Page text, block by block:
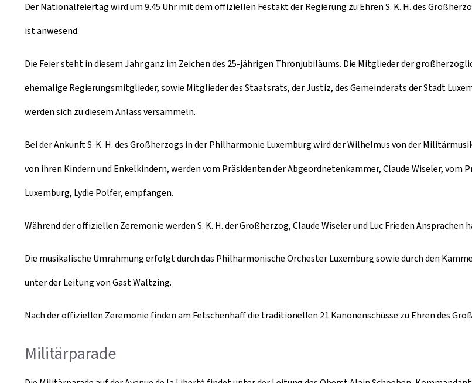
Der Nationalfeiertag wird um 9.45 Uhr mit dem offiziellen Festakt der Regierung zu Ehren S. K. H. des
ist anwesend.
Die Feier steht in diesem Jahr ganz im Zeichen des 25-jährigen Thronjubiläums. Die Mitglieder der
ehemalige Regierungsmitglieder, sowie Mitglieder des Staatsrats, der Justiz, des Gemeinderats der Stadt
werden sich zu diesem Anlass versammeln.
Bei der Ankunft S. K. H. des Großherzogs in der Philharmonie Luxemburg wird der Wilhelmus von der
von ihren Kindern und Enkelkindern, werden vom Präsidenten der Abgeordnetenkammer, Claude Wiseler,
Luxemburg, Lydie Polfer, empfangen.
Während der offiziellen Zeremonie werden S. K. H. der Großherzog, Claude Wiseler und Luc Frieden Ansprachen
Die musikalische Umrahmung erfolgt durch das Philharmonische Orchester Luxemburg sowie durch den
unter der Leitung von Gast Waltzing.
Nach der offiziellen Zeremonie finden am Fetschenhaffdie traditionellen 21 Kanonenschüsse zu Ehren des
Militärparade